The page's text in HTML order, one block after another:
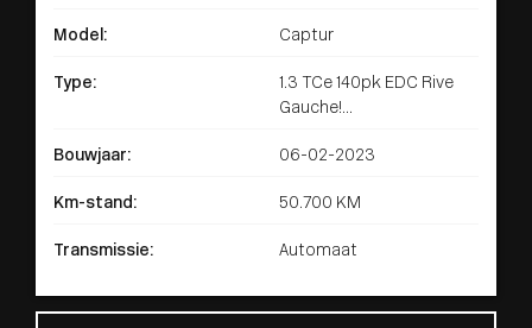
Model: Captur
Type:
1.3 TCe 140pk EDC Rive
Gauche!...
Bouwjaar: 06-02-2023
Km-stand: 50.700 KM
Transmissie: Automaat